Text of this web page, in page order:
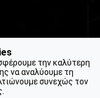
την καλύτερη
να αναλύουμε τη
συνεχώς τον